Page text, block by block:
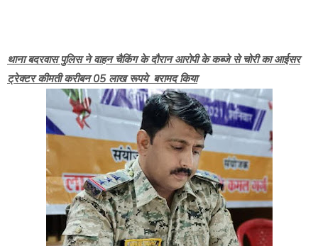
थाना बदरवास पुलिस ने वाहन चैकिंग के दौरान आरोपी के कब्जे से चोरी का आईसर
ट्रेक्टर कीमती करीबन 05 लाख रूपये बरामद किया